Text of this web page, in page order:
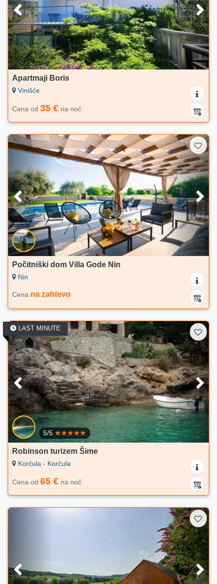
Apartmaji Boris
Vinišće
Cena od 35 € na noč
Počitniški dom Villa Gode Nin
Nin
Cena na zahtevo
LAST MINUTE
5/5
Robinson turizem Šime
Korčula - Korčula
Cena od 65 € na noč